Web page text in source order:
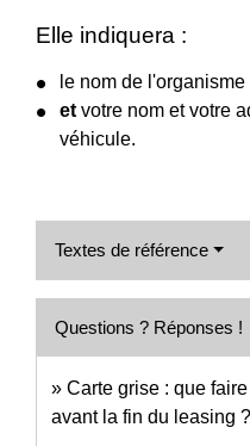
Elle indiquera :
le nom de
etvotre nom et votre
véhicule.
Textes de référence
Questions ? Réponses !
Carte grise : que
avant la fin du leasing ?